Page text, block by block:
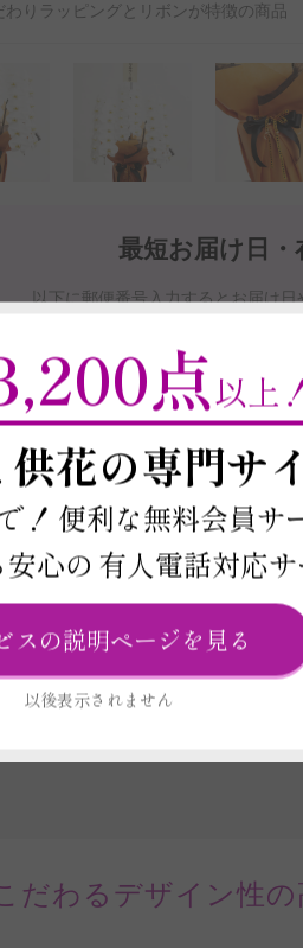
最短お届け日・
以下に郵便番号入力するとお届け
本ページ下部の
※最短お届け日以降であれば、お届け
お届け日と在庫検索に
この商品の在庫・お届け
りラッピングとリボンが特徴の商品
だわるデザイン性
点以上
花の専門サ
！ 便利な無料会員サ
心の 有人電話対応
スの説明ページを見る
以後表示されません